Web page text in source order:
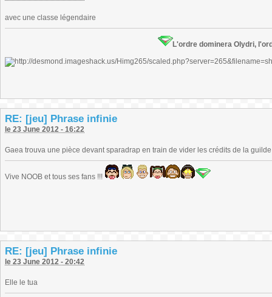
avec une classe légendaire
L'ordre dominera Olydri,
RE: [jeu] Phrase infinie
le 23 June 2012 - 16:22
Gaea trouva une pièce devant sparadrap en train de vider les crédits de la
Vive NOOB et tous ses fans !!!
RE: [jeu] Phrase infinie
le 23 June 2012 - 20:42
Elle le tua